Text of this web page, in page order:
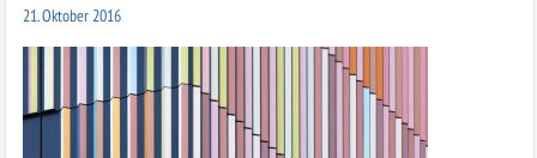
21. Oktober 2016